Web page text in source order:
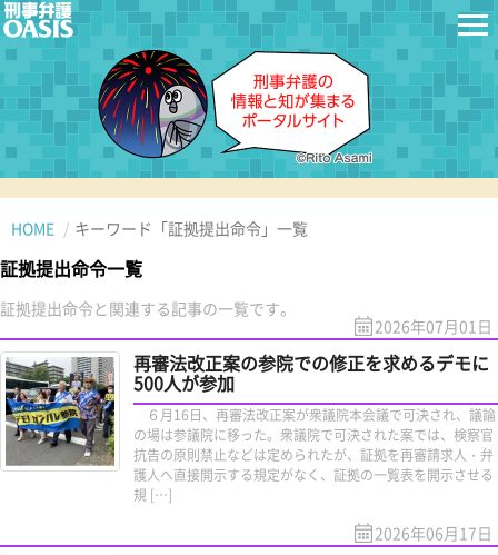
HOME キーワード「証拠提出命令」一覧
証拠提出命令一覧
証拠提出命令と関連する記事の一覧です。
2026年07月01日
再審法改正案の参院での修正を求めるデモに
500人が参加
６月16日、再審法改正案が衆議院本会議で可決され、議論
の場は参議院に移った。衆議院で可決された案では、検察官
抗告の原則禁止などは定められたが、証拠を再審請求人・弁
護人へ直接開示する規定がなく、証拠の一覧表を開示させる
規 […]
2026年06月17日